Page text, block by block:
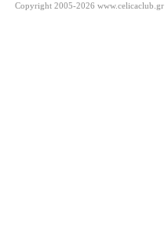
Copyright 2005-2026 www.celicaclub.gr